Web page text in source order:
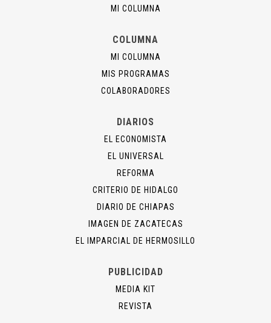
MI COLUMNA
COLUMNA
MI COLUMNA
MIS PROGRAMAS
COLABORADORES
DIARIOS
EL ECONOMISTA
EL UNIVERSAL
REFORMA
CRITERIO DE HIDALGO
DIARIO DE CHIAPAS
IMAGEN DE ZACATECAS
EL IMPARCIAL DE HERMOSILLO
PUBLICIDAD
MEDIA KIT
REVISTA